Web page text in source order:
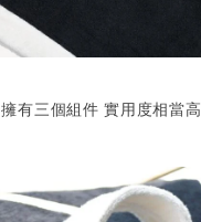
擁有三個組件 實用度相當高